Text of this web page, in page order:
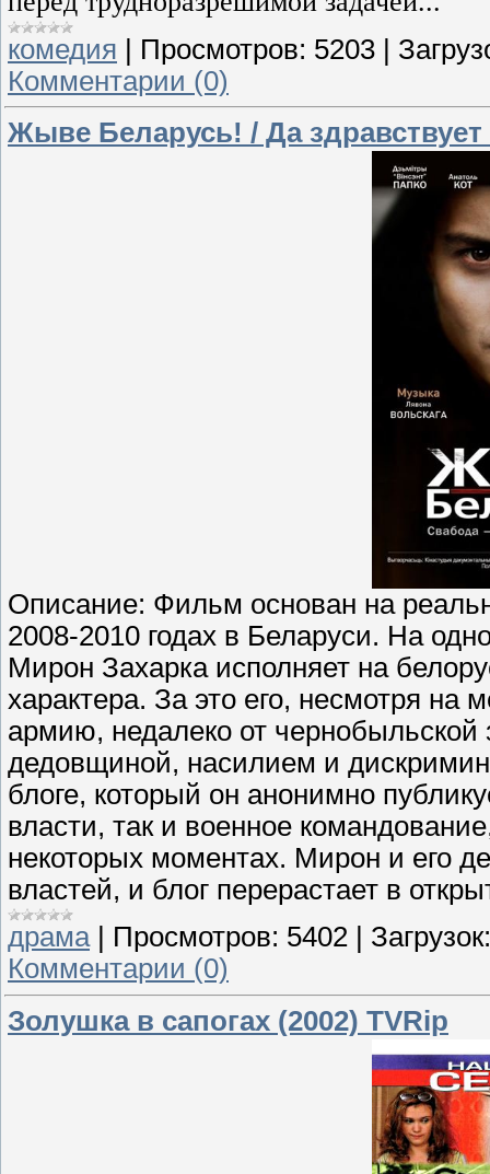
комедия | Просмотров: 5203 |
Комментарии (0)
Жыве Беларусь! / Да здравствует
Описание: Фильм основан на
2008-2010 годах в Беларуси. На
Мирон Захарка исполняет на
характера. За это его, несмотря на
армию, недалеко от чернобыльской
дедовщиной, насилием и
блоге, который он анонимно
власти, так и военное
некоторых моментах. Мирон и его
властей, и блог перерастает в
драма| Просмотров: 5402
Загрузок:
Комментарии (0)
Золушка в сапогах (2002) TVRip